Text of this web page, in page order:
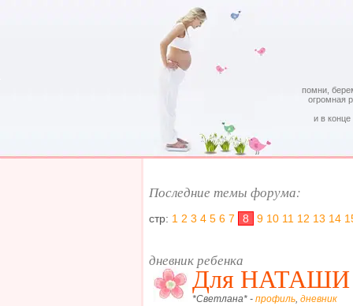
помни,
огромная
и в
Последние темы форума:
стр: 1 2 3 4 5 6 7 8 9 10 11 12 13 14
дневник ребенка
Для
*Светлана* - профиль, дневник